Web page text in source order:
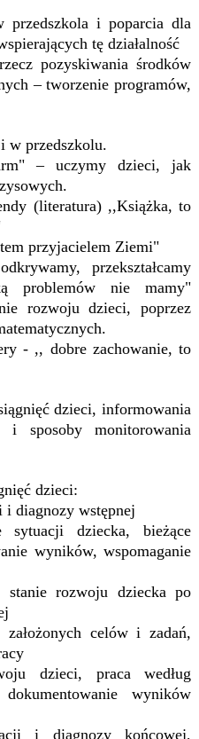
przedszkola i poparcia dla
tę działalność
pozyskiwania środków
– tworzenie programów,
w przedszkolu.
– uczymy dzieci, jak
(literatura) ,,Książka, to
przyjacielem Ziemi"
przekształcamy
problemów nie mamy"
rozwoju dzieci, poprzez
- ,, dobre zachowanie, to
dzieci, informowania
sposoby monitorowania
dzieci:
i diagnozy wstępnej
sytuacji dziecka, bieżące
wyników, wspomaganie
rozwoju dziecka po
celów i zadań,
dzieci, praca według
wyników
i diagnozy końcowej,